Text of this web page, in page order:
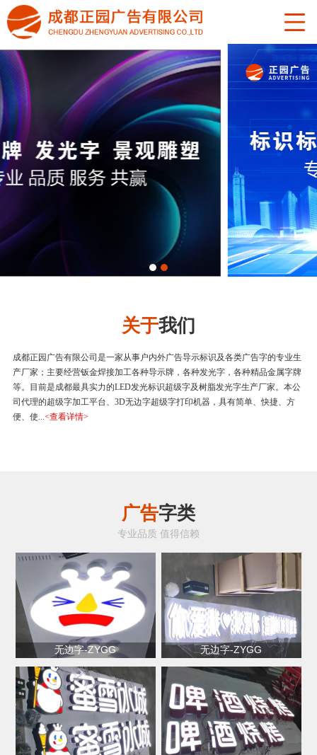
关于我们
成都正园广告有限公司是一家从事户内外广告导示标识及各类广告字的专业生
产厂家；主要经营钣金焊接加工各种导示牌，各种发光字，各种精品金属字牌
等。目前是成都最具实力的LED发光标识超级字及树脂发光字生产厂家。本公
司代理的超级字加工平台、3D无边字超级字打印机器，具有简单、快捷、方
便、使...<查看详情>
广告字类
专业品质 值得信赖
无边字-ZYGG 无边字-ZYGG